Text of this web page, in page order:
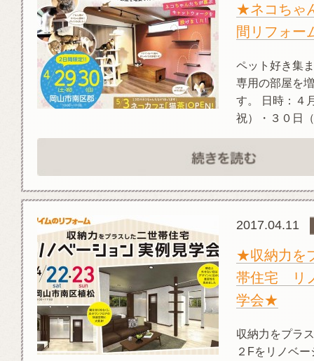
★ネコちゃ
間リフォ
ペット好き集
専用の部屋を
す。 日時：４
祝）・３０日
2017.04.11
★収納力を
帯住宅 リ
学会★
収納力をプラ
２Fをリノベ